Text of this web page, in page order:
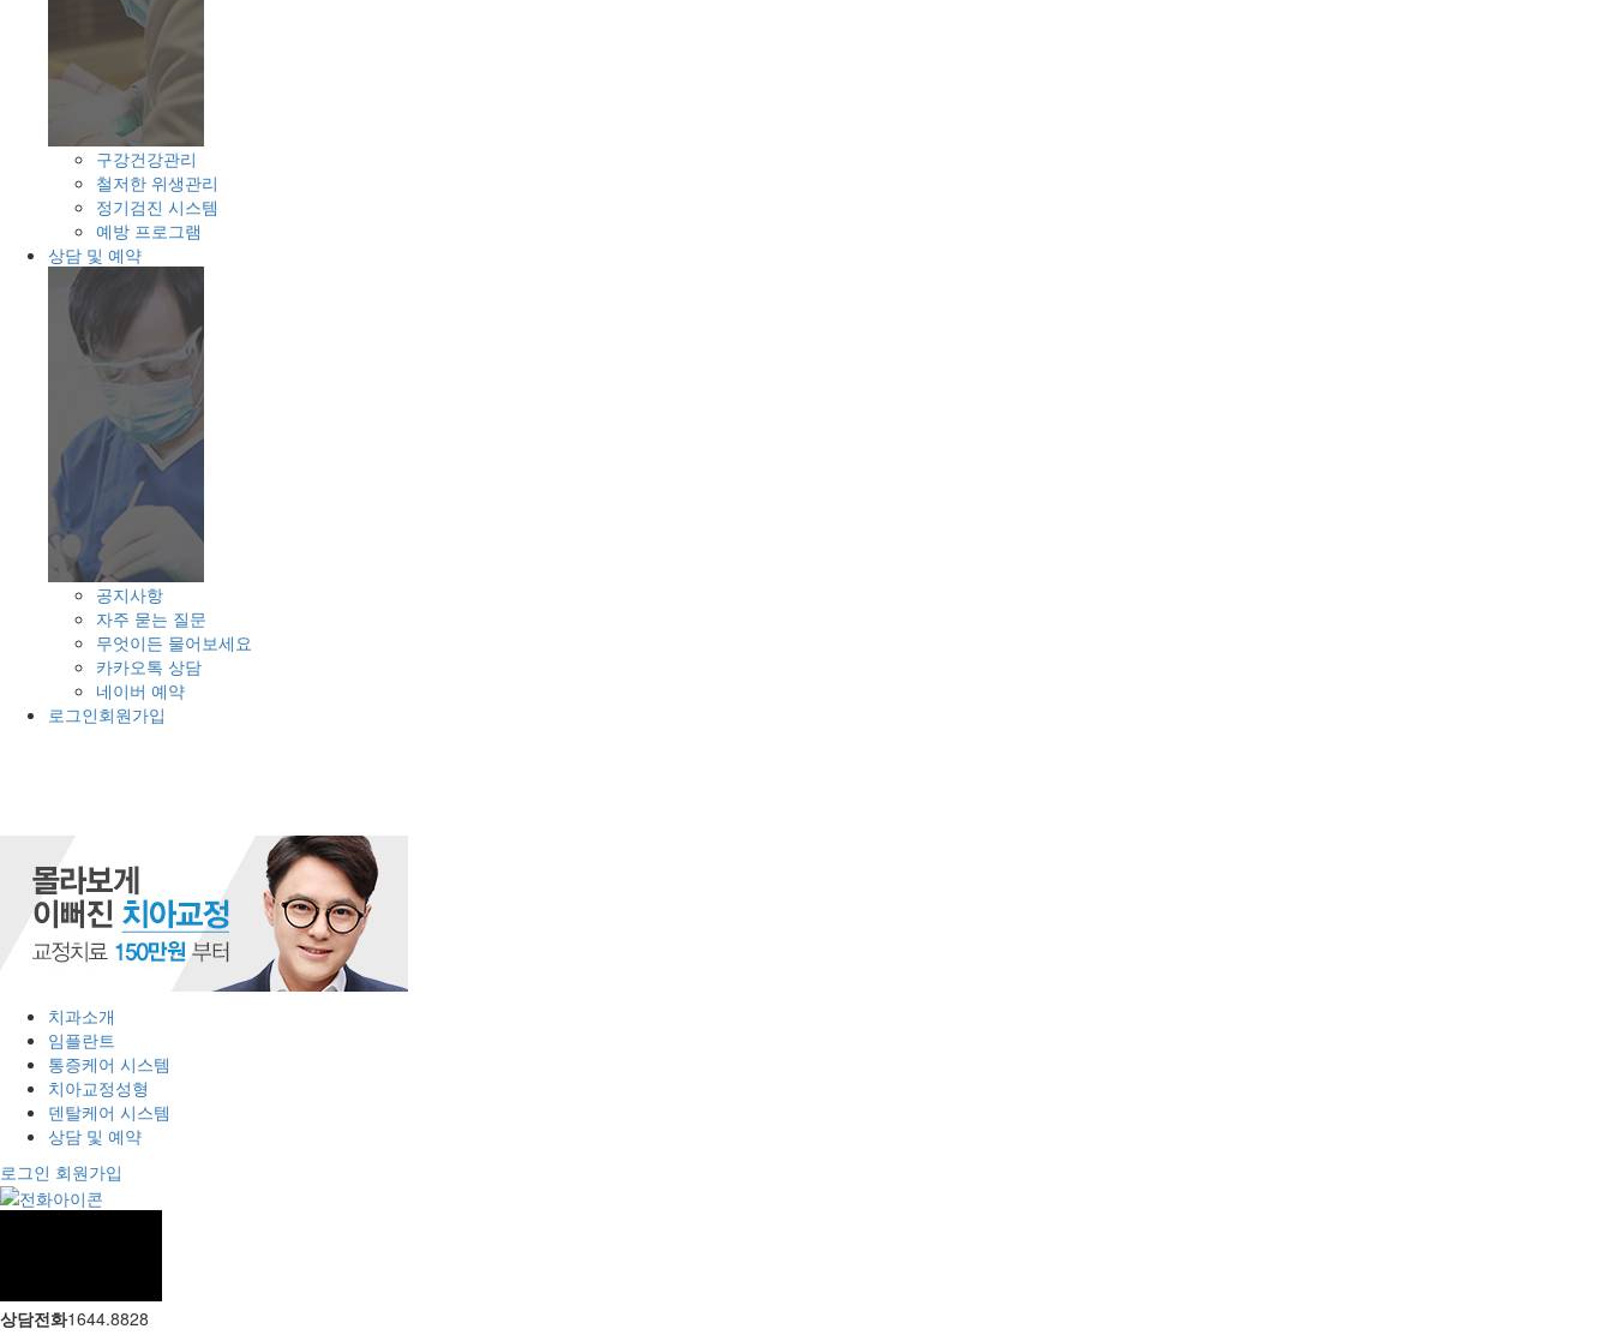
구강건강관리
철저한 위생관리
정기검진 시스템
예방 프로그램
상담 및 예약
공지사항
자주 묻는 질문
무엇이든 물어보세요
카카오톡 상담
네이버 예약
로그인회원가입
치과소개
임플란트
통증케어 시스템
치아교정성형
덴탈케어 시스템
상담 및 예약
로그인 회원가입
상담전화1644.8828